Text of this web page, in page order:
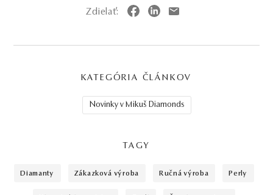
Zdielať:
KATEGÓRIA ČLÁNKOV
Novinky v Mikuš Diamonds
TAGY
diamanty zákazková výroba ručná výroba perly